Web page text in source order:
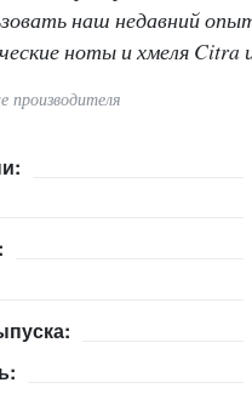
наш недавний
ноты и хмеля
производителя